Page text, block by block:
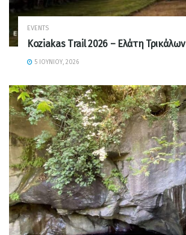
EVENTS
Koziakas Trail 2026 – Ελάτη Τρικάλων
5 ΙΟΥΝΊΟΥ, 2026